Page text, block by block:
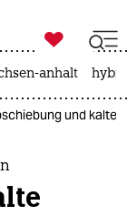

taz zahl ich
anhalt
und kalte